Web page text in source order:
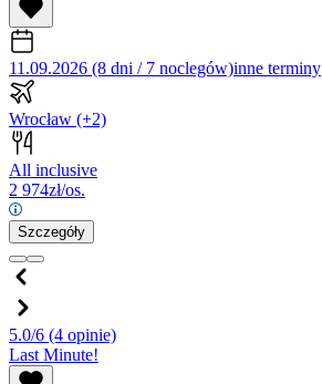
11.09.2026 (8 dni / 7 noclegów)inne terminy
Wrocław (+2)
All inclusive
2 974zł/os.
Szczegóły
5.0/6 (4 opinie)
Last Minute!